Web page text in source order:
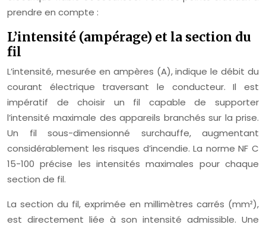
prendre en compte :
L’intensité (ampérage) et la section du
fil
L’intensité, mesurée en ampères (A), indique le débit du
courant électrique traversant le conducteur. Il est
impératif de choisir un fil capable de supporter
l’intensité maximale des appareils branchés sur la prise.
Un fil sous-dimensionné surchauffe, augmentant
considérablement les risques d’incendie. La norme NF C
15-100 précise les intensités maximales pour chaque
section de fil.
La section du fil, exprimée en millimètres carrés (mm²),
est directement liée à son intensité admissible. Une